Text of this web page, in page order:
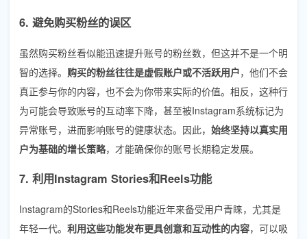
6. 避免购买粉丝的误区
虽然购买粉丝看似能迅速提升账号的粉丝数，但这并不是一个明
智的选择。 购买的粉丝往往是虚假账户或不活跃用户，他们不会
真正参与你的内容，也不会为你带来实际的价值。相反，这种行
为可能会导致账号的互动率下降，甚至被Instagram系统标记为
异常账号，进而影响账号的健康状态。因此， 始终坚持以真实用
户为基础的增长策略，才能确保你的账号长期稳定发展。
7. 利用Instagram Stories和Reels功能
Instagram的Stories和Reels功能近年来备受用户青睐，尤其是
年轻一代。 利用这些功能发布更具创意和互动性的内容，可以吸